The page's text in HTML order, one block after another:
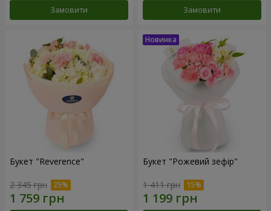
Замовити Замовити
Букет "Reverence"
2 345 грн
Букет "Рожевий зефір"
1 411 грн